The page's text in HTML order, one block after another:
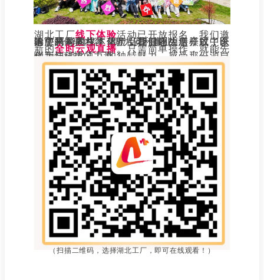
湖北工厂线下体验活动已开放报名，我们邀
请您来探索汉本萃产品背后的故事，以中医的中草药养生文化，引导健康生活模式，以丰富的体验内容，助力安利事业。
除了精彩的线下体验，我们还为您开放了全
新的全时云观直播。只需简单操作，就能先
睹为快湖北工厂的独特魅力，感受那份源自创新与科技的力量。
（扫描二维码，选择湖北工厂，即可在线观看！）